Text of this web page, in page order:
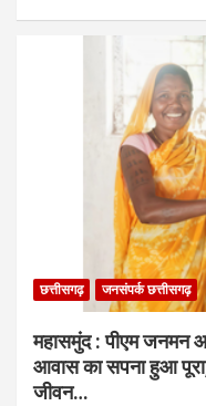
छत्तीसगढ़ जनसंपर्क छत्तीसगढ़
महासमुंद : पीएम जनमन
आवास का सपना हुआ
जीवन…